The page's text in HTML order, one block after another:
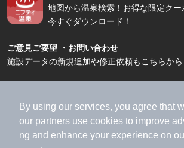
By using our services, you agree that
our partners use cookies to improve
ng and enhance your experience on
地図から温泉検索！お得な限定クー
今すぐダウンロード！
ご意見ご要望 ・お問い合わせ
施設データの新規追加や修正依頼もこちらから
加盟店募集（資料請求）
広告出稿
利用規約
ライフスタイル
特定商取引法に基づく表記
ヘルプ